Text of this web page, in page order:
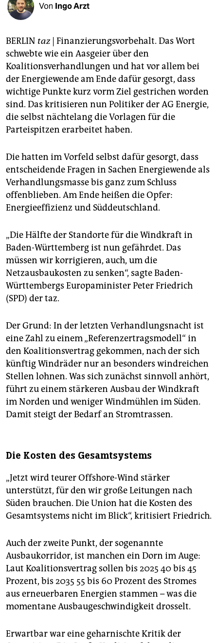
fragen & hilfe
abo
genossenschaft
epaper login
Von Ingo Arzt
BERLIN taz| Finanzierungsvorbehalt. Das Wort
schwebte wie ein Aasgeier über den
Koalitionsverhandlungen und hat vor allem bei
der Energiewende am Ende dafür gesorgt, dass
wichtige Punkte kurz vorm Ziel gestrichen worden
sind. Das kritisieren nun Politiker der AG Energie,
die selbst nächtelang die Vorlagen für die
Parteispitzen erarbeitet haben.
Die hatten im Vorfeld selbst dafür gesorgt, dass
entscheidende Fragen in Sachen Energiewende als
Verhandlungsmasse bis ganz zum Schluss
offenblieben. Am Ende heißen die Opfer:
Energieeffizienz und Süddeutschland.
„Die Hälfte der Standorte für die Windkraft in
Baden-Württemberg ist nun gefährdet. Das
müssen wir korrigieren, auch, um die
Netzausbaukosten zu senken“, sagte Baden-
Württembergs Europaminister Peter Friedrich
(SPD) der taz.
Der Grund: In der letzten Verhandlungsnacht ist
eine Zahl zu einem „Referenzertragsmodell“ in
den Koalitionsvertrag gekommen, nach der sich
künftig Windräder nur an besonders windreichen
Stellen lohnen. Was sich zunächst sinnvoll anhört,
führt zu einem stärkeren Ausbau der Windkraft
im Norden und weniger Windmühlen im Süden.
Damit steigt der Bedarf an Stromtrassen.
Die Kosten des Gesamtsystems
„Jetzt wird teurer Offshore-Wind stärker
unterstützt, für den wir große Leitungen nach
Süden brauchen. Die Union hat die Kosten des
Gesamtsystems nicht im Blick“, kritisiert Friedrich.
Auch der zweite Punkt, der sogenannte
Ausbaukorridor, ist manchen ein Dorn im Auge:
Laut Koalitionsvertrag sollen bis 2025 40 bis 45
Prozent, bis 2035 55 bis 60 Prozent des Stromes
aus erneuerbaren Energien stammen – was die
momentane Ausbaugeschwindigkeit drosselt.
Erwartbar war eine geharnischte Kritik der